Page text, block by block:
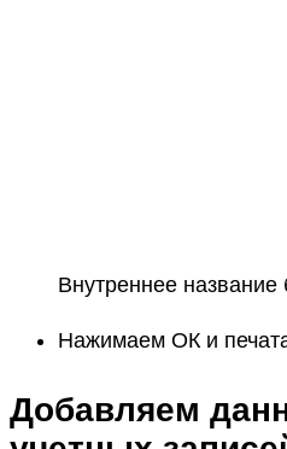
Внутреннее
Нажимаем ОК и
Добавляем